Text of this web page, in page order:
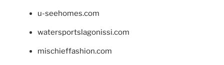
u-seehomes.com
watersportslagonissi.com
mischieffashion.com